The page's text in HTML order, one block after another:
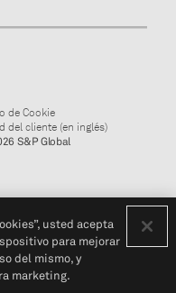
de Cookie
del cliente (en inglés)
S&P Global
usted acepta
para mejorar
del mismo, y
marketing.